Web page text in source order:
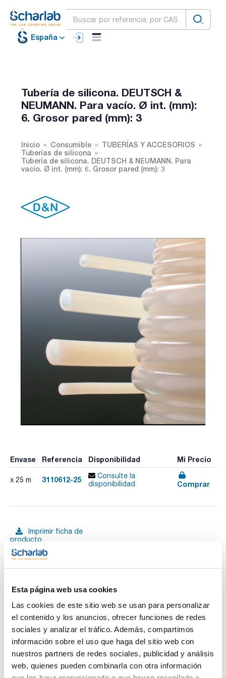
Esta página web usa cookies
Las cookies de este sitio web se usan para personalizar
el contenido y los anuncios, ofrecer funciones de redes
sociales y analizar el tráfico. Además, compartimos
información sobre el uso que haga del sitio web con
nuestros partners de redes sociales, publicidad y análisis
web, quienes pueden combinarla con otra información
España
Tubería de silicona. DEUTSCH &
NEUMANN. Para vacío. Ø int. (mm):
6. Grosor pared (mm): 3
Inicio Consumible
TUBERÍAS Y ACCESORIOS
Tuberías de silicona
Tubería de silicona. DEUTSCH & NEUMANN. Para
vacío. Ø int. (mm): 6. Grosor pared (mm): 3
Envase Referencia Disponibilidad Mi Precio
x 25 m 3110612-25
Consulte la
disponibilidad
Comprar
Imprimir ficha de
producto
Características
Diámetro interno (mm) : 6
Tubería de silicona transparente dureza 60 Shore A.
Estabilidad térmica de -60°C a +200°C. Estabilidad térmica
breve: +260°C. Tolerancias dimensionales según DIN ISO
3302-1 E2. Adecuado para bombas peristálticas.
Citotoxicidad (USP Clase 1-6) hemólisis, pirogenicidad,
sensibilización, Citotoxicidad ISO 10993-1. Inocuidad
alimentaria, BFR XV, FDA CFR 21§ 177.2600
Ver más
Documentación técnica
TDS / Ficha técnica
Regístrate para
COA
Regístrate para